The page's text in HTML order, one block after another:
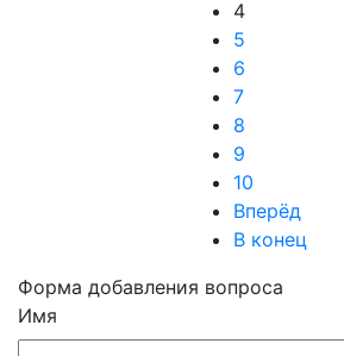
4
5
6
7
8
9
10
Вперёд
В конец
Форма добавления вопроса
Имя